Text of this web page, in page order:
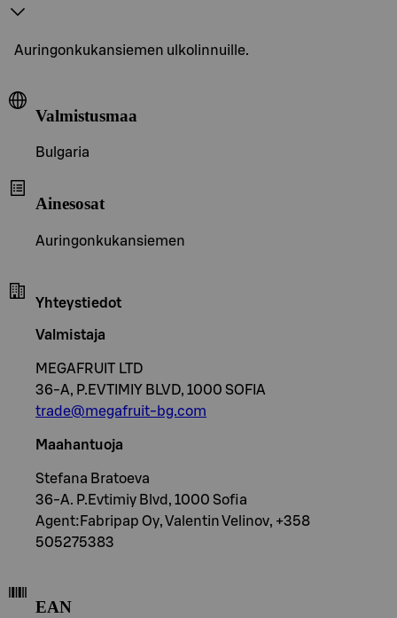
Auringonkukansiemen ulkolinnuille.
Valmistusmaa
Bulgaria
Ainesosat
Auringonkukansiemen
Yhteystiedot
Valmistaja
MEGAFRUIT LTD
36-A, P.EVTIMIY BLVD, 1000 SOFIA
trade@megafruit-bg.com
Maahantuoja
Stefana Bratoeva
36-A. P.Evtimiy Blvd, 1000 Sofia
Agent:Fabripap Oy, Valentin Velinov, +358
505275383
EAN